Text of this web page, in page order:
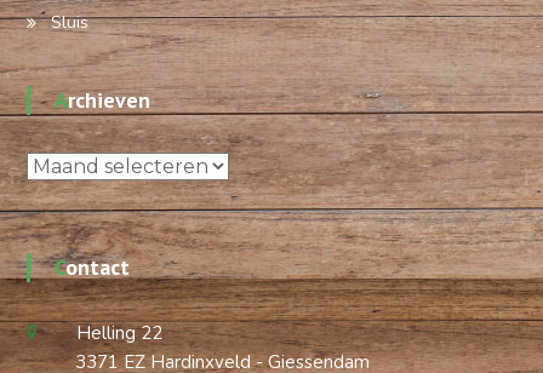
Sluis
Archieven
Archieven
Contact
Helling 22
3371 EZ Hardinxveld - Giessendam